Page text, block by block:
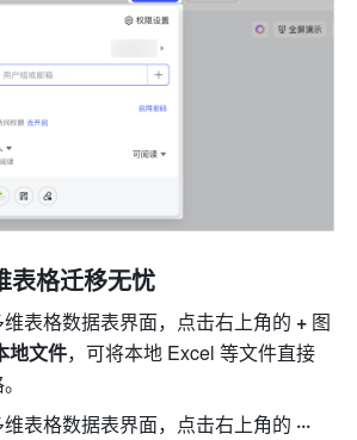
表格迁移无忧
表格数据表界面，点击右上角的 + 图
地文件，可将本地 Excel 等文件直接
表格数据表界面，点击右上角的